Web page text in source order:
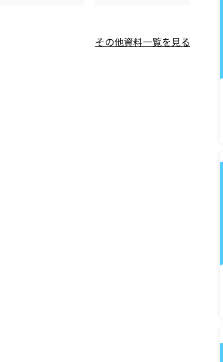
その他資料一覧を見る